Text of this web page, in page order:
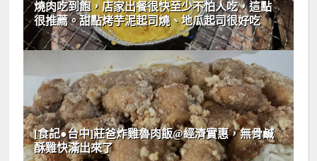
燒肉吃到飽，店家出餐很快至少不怕人吃，這點
很推薦。甜點烤芋泥起司燒、地瓜起司很好吃
[食記●台中]莊爸炸雞魯肉飯@經濟實惠，無骨鹹
酥雞快滿出來了